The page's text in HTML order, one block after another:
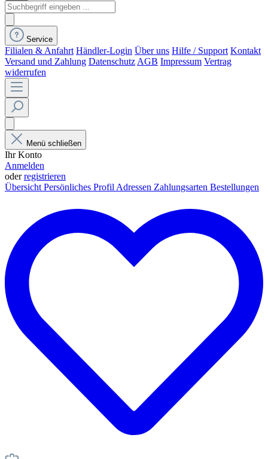
Service
Filialen & Anfahrt Händler-Login Über uns Hilfe / Support Kontakt
Versand und Zahlung Datenschutz AGB Impressum Vertrag
widerrufen
Menü schließen
Ihr Konto
Anmelden
oderregistrieren
Übersicht Persönliches Profil Adressen Zahlungsarten Bestellungen